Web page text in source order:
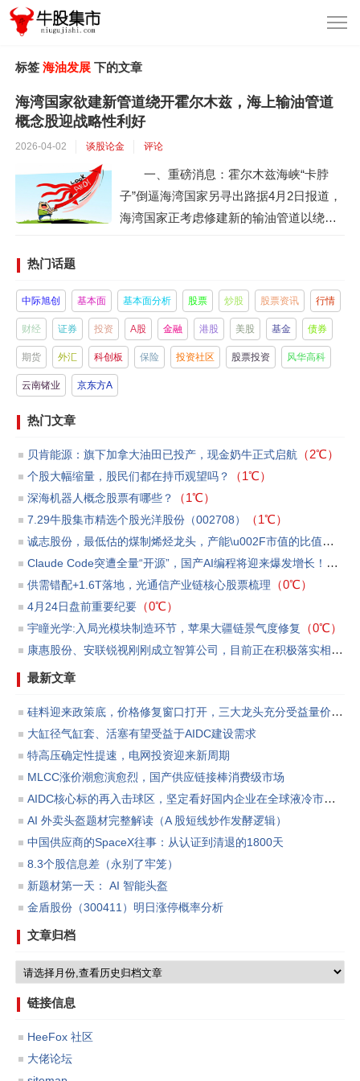
标签海油发展 下的文章
海湾国家欲建新管道绕开霍尔木兹，海上输油管道
概念股迎战略性利好
2026-04-02 谈股论金 评论
一、重磅消息：霍尔木兹海峡“卡脖
子”倒逼海湾国家另寻出路据4月2日报道，
海湾国家正考虑修建新的输油管道以绕开
鼓动各国去霍尔木兹海峡“抢石油”，使得这
一全球最重要的能源咽喉通道的地缘风险
急剧攀升。霍尔木兹海峡是全球石油运输
的“命门”——全球约20%...
热门话题
中际旭创 基本面 基本面分析 股票 炒股 股票资讯 行情
财经 证券 投资 A股 金融 港股 美股 基金 债券
期货 外汇 科创板 保险 投资社区 股票投资 风华高科
云南锗业 京东方A
热门文章
贝肯能源：旗下加拿大油田已投产，现金奶牛正式启航 （2℃）
个股大幅缩量，股民们都在持币观望吗？ （1℃）
​深海机器人概念股票有哪些？ （1℃）
7.29牛股集市精选个股光洋股份（002708）
（1℃）
诚志股份，最低估的煤制烯烃龙头，产能\u002F市值的比值第一
Claude Code突遭全量“开源”，国产AI编程将迎来爆发增长！
（0℃
供需错配+1.6T落地，光通信产业链核心股票梳理 （0℃）
4月24日盘前重要纪要（0℃）
宇瞳光学:入局光模块制造环节，苹果大疆链景气度修复
（0℃）
康惠股份、安联锐视刚刚成立智算公司，目前正在积极落实相关订单和洽商贷款等事宜
最新文章
硅料迎来政策底，价格修复窗口打开，三大龙头充分受益量价反转
大缸径气缸套、活塞有望受益于AIDC建设需求
特高压确定性提速，电网投资迎来新周期
MLCC涨价潮愈演愈烈，国产供应链接棒消费级市场
AIDC核心标的再入击球区，坚定看好国内企业在全球液冷市场份额渗透所带来的板块投资机会。
AI 外卖头盔题材完整解读（A 股短线炒作发酵逻辑）
中国供应商的SpaceX往事：从认证到清退的1800天
8.3个股信息差（永别了牢笼）
新题材第一天： AI 智能头盔
金盾股份（300411）明日涨停概率分析
文章归档
链接信息
HeeFox 社区
大佬论坛